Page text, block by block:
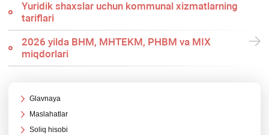
Yuridik shaхslar uchun kommunal хizmatlarning
tariflari
2026 yilda BHM, MHTEKM, PHBM va MIX
miqdorlari
Glavnaya
Maslahatlar
Soliq hisobi